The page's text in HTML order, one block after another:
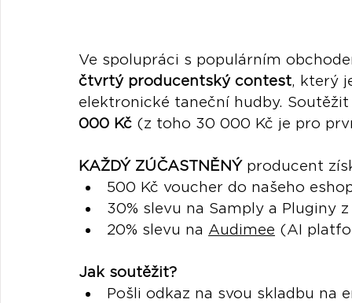
Ve spolupráci s populárním
čtvrtý producentský contest, který
elektronické taneční hudby.
000 Kč (z toho 30 000 Kč je pro
KAŽDÝ ZÚČASTNĚNÝ producent
500 Kč voucher do našeho
30% slevu na Samply a Pluginy
20% slevu na Audimee (AI
Jak soutěžit?
Pošli odkaz na svou skladbu na